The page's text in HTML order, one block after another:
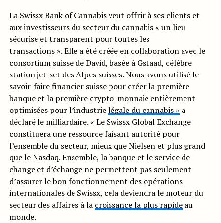
La Swissx Bank of Cannabis veut offrir à ses clients et
aux investisseurs du secteur du cannabis « un lieu
sécurisé et transparent pour toutes les
transactions ». Elle a été créée en collaboration avec le
consortium suisse de David, basée à Gstaad, célèbre
station jet-set des Alpes suisses. Nous avons utilisé le
savoir-faire financier suisse pour créer la première
banque et la première crypto-monnaie entièrement
optimisées pour l’industrielégale du cannabis » a
déclaré le milliardaire. « Le Swissx Global Exchange
constituera une ressource faisant autorité pour
l’ensemble du secteur, mieux que Nielsen et plus grand
que le Nasdaq. Ensemble, la banque et le service de
change et d’échange ne permettent pas seulement
d’assurer le bon fonctionnement des opérations
internationales de Swissx, cela deviendra le moteur du
secteur des affaires à la croissance la plus rapideau
monde.